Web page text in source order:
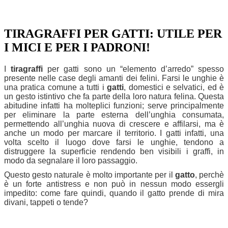
TIRAGRAFFI PER GATTI: UTILE PER
I MICI E PER I PADRONI!
tiragraffi per gatti sono un “elemento d’arredo” spesso
presente nelle case degli amanti dei felini. Farsi le unghie è
una pratica comune a tutti igatti, domestici e selvatici, ed è
un gesto istintivo che fa parte della loro natura felina. Questa
abitudine infatti ha molteplici funzioni; serve principalmente
per eliminare la parte esterna dell’unghia consumata,
permettendo all’unghia nuova di crescere e affilarsi, ma è
anche un modo per marcare il territorio. I gatti infatti, una
volta scelto il luogo dove farsi le unghie, tendono a
distruggere la superficie rendendo ben visibili i graffi, in
modo da segnalare il loro passaggio.
Questo gesto naturale è molto importante per il gatto, perchè
è un forte antistress e non può in nessun modo essergli
impedito: come fare quindi, quando il gatto prende di mira
divani, tappeti o tende?